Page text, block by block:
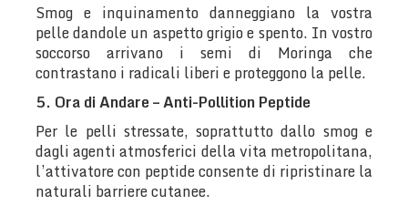
Smog e inquinamento danneggiano la vostra
pelle dandole un aspetto grigio e spento. In vostro
soccorso arrivano i semi di Moringa che
contrastano i radicali liberi e proteggono la pelle.
5. Ora di Andare – Anti-Pollition Peptide
Per le pelli stressate, soprattutto dallo smog e
dagli agenti atmosferici della vita metropolitana,
l’attivatore con peptide consente di ripristinare la
naturali barriere cutanee.